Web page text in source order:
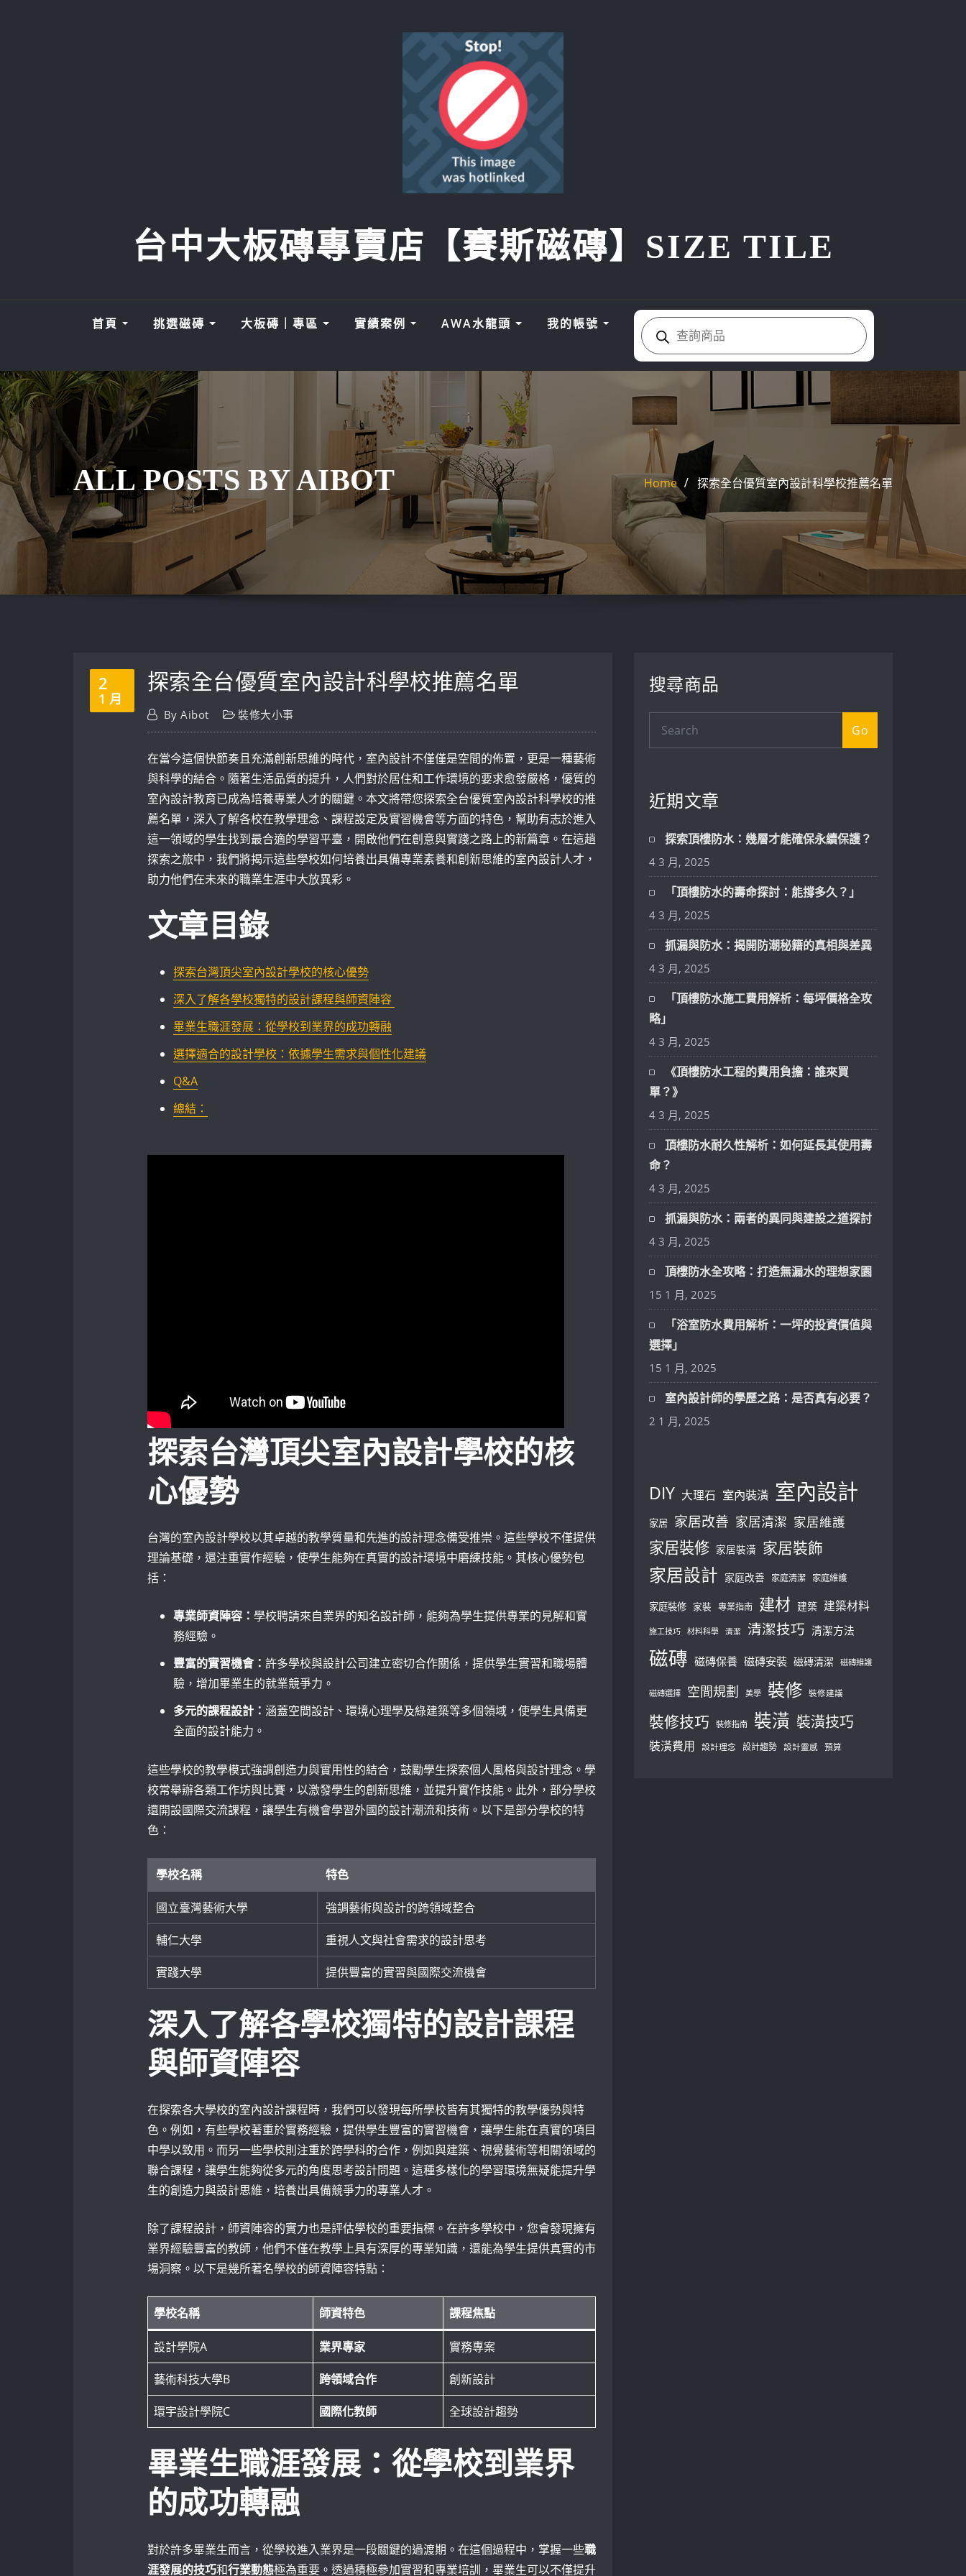
台中大板磚專賣店【賽斯磁磚】SIZE TILE
首頁 挑選磁磚 大板磚｜專區 實績案例 AWA水龍頭 我的帳號 Products
search
ALL POSTS BY AIBOT Home 探索全台優質室內設計科學校推薦名單
2
1 月
探索全台優質室內設計科學校推薦名單
ByAibot 裝修大小事
在當今這個快節奏且充滿創新思維的時代，室內設計不僅僅是空間的佈置，更是一種藝術
與科學的結合。隨著生活品質的提升，人們對於居住和工作環境的要求愈發嚴格，優質的
室內設計教育已成為培養專業人才的關鍵。本文將帶您探索全台優質室內設計科學校的推
薦名單，深入了解各校在教學理念、課程設定及實習機會等方面的特色，幫助有志於進入
這一領域的學生找到最合適的學習平臺，開啟他們在創意與實踐之路上的新篇章。在這趟
探索之旅中，我們將揭示這些學校如何培養出具備專業素養和創新思維的室內設計人才，
助力他們在未來的職業生涯中大放異彩。
文章目錄
探索台灣頂尖室內設計學校的核心優勢
深入了解各學校獨特的設計課程與師資陣容 ⁤
畢業生職涯發展：從學校到業界的成功轉融
選擇適合的設計學校：依據學生需求與個性化建議
Q&A
總結：
探索台灣頂尖室內設計學校的核
心優勢
台灣的室內設計學校以其卓越的教學質量和先進的設計理念備受推崇。這些學校不僅提供
理論基礎，還注重實作經驗，使學生能夠在真實的設計環境中磨練技能。其核心優勢包
括：
專業師資陣容： 學校聘請來自業界的知名設計師，能夠為學生提供專業的見解和實
務經驗。
豐富的實習機會： 許多學校與設計公司建立密切合作關係，提供學生實習和職場體
驗，增加畢業生的就業競爭力。
多元的課程設計： 涵蓋空間設計、環境心理學及綠建築等多個領域，使學生具備更
全面的設計能力。
這些學校的教學模式強調創造力與實用性的結合，鼓勵學生探索個人風格與設計理念。學
校常舉辦各類工作坊與比賽，以激發學生的創新思維，並提升實作技能。此外，部分學校
還開設國際交流課程，讓學生有機會學習外國的設計潮流和技術。以下是部分學校的特
色：
學校名稱 特色
國立臺灣藝術大學 強調藝術與設計的跨領域整合
輔仁大學 重視人文與社會需求的設計思考
實踐大學 提供豐富的實習與國際交流機會
深入了解各學校獨特的設計課程
與師資陣容
在探索各大學校的室內設計課程時，我們可以發現每所學校皆有其獨特的教學優勢與特
色。例如，有些學校著重於實務經驗，提供學生豐富的實習機會，讓學生能在真實的項目
中學以致用。而另一些學校則注重於跨學科的合作，例如與建築、視覺藝術等相關領域的
聯合課程，讓學生能夠從多元的角度思考設計問題。這種多樣化的學習環境無疑能提升學
生的創造力與設計思維，培養出具備競爭力的專業人才。
除了課程設計，師資陣容的實力也是評估學校的重要指標。在許多學校中，您會發現擁有
業界經驗豐富的教師，他們不僅在教學上具有深厚的專業知識，還能為學生提供真實的市
場洞察。以下是幾所著名學校的師資陣容特點：
學校名稱 師資特色 課程焦點
設計學院A 業界專家 實務專案
藝術科技大學B 跨領域合作 創新設計
環宇設計學院C 國際化教師 全球設計趨勢
畢業生職涯發展：從學校到業界
的成功轉融
對於許多畢業生而言，從學校進入業界是一段關鍵的過渡期。在這個過程中，掌握一些職
涯發展的技巧和行業動態極為重要。透過積極參加實習和專業培訓，畢業生可以不僅提升
搜尋商品
Go
近期文章
探索頂樓防水：幾層才能確保永續保護？
4 3 月, 2025
「頂樓防水的壽命探討：能撐多久？」
4 3 月, 2025
抓漏與防水：揭開防潮秘籍的真相與差異
4 3 月, 2025
「頂樓防水施工費用解析：每坪價格全攻
略」
4 3 月, 2025
《頂樓防水工程的費用負擔：誰來買
單？》
4 3 月, 2025
頂樓防水耐久性解析：如何延長其使用壽
命？
4 3 月, 2025
抓漏與防水：兩者的異同與建設之道探討
4 3 月, 2025
頂樓防水全攻略：打造無漏水的理想家園
15 1 月, 2025
「浴室防水費用解析：一坪的投資價值與
選擇」
15 1 月, 2025
室內設計師的學歷之路：是否真有必要？
2 1 月, 2025
DIY 大理石 室內裝潢 室內設計
家居 家居改善 家居清潔 家居維護
家居裝修 家居裝潢 家居裝飾
家居設計 家庭改善 家庭清潔 家庭維護
家庭裝修 家裝 專業指南 建材 建築 建築材料
施工技巧 材料科學 清潔 清潔技巧 清潔方法
磁磚 磁磚保養 磁磚安裝 磁磚清潔 磁磚維護
磁磚選擇 空間規劃 美學 裝修 裝修建議
裝修技巧 裝修指南 裝潢 裝潢技巧
裝潢費用 設計理念 設計趨勢 設計靈感 預算